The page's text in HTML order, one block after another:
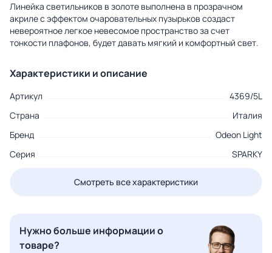
Линейка светильников в золоте выполнена в прозрачном
акриле с эффектом очаровательных пузырьков создаст
невероятное легкое невесомое пространство за счет
тонкости плафонов, будет давать мягкий и комфортный свет.
Характеристики и описание
Артикул
4369/5L
Страна
Италия
Бренд
Odeon Light
Серия
SPARKY
Смотреть все характеристики
Нужно больше информации о
товаре?